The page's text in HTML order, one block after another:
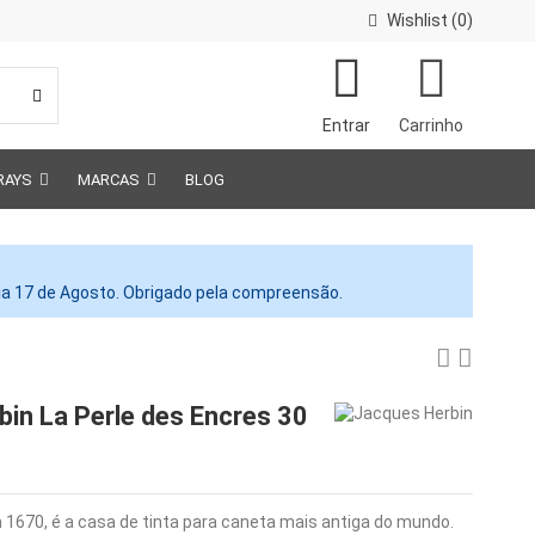
Wishlist (0)
Entrar Carrinho
MARCAS BLOG
de Agosto. Obrigado pela compreensão.
La Perle des Encres 30
é a casa de tinta para caneta mais antiga do mundo.